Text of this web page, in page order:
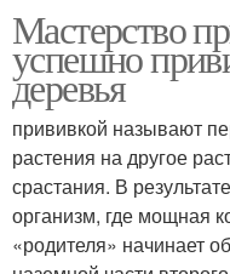
Мастерство
успешно
деревья
прививкой называют
растения на другое
срастания. В
организм, где мощная
«родителя» начинает